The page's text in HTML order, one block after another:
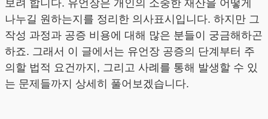
보려 합니다. 유언장은 개인의 소중한 재산을 어떻게
나누길 원하는지를 정리한 의사표시입니다. 하지만 그
작성 과정과 공증 비용에 대해 많은 분들이 궁금해하곤
하죠. 그래서 이 글에서는 유언장 공증의 단계부터 주
의할 법적 요건까지, 그리고 사례를 통해 발생할 수 있
는 문제들까지 상세히 풀어보겠습니다.